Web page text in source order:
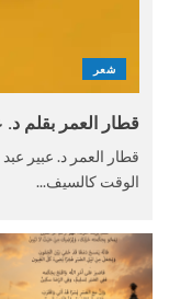
شعر
قطار العمر بقلم د.
قطار العمر د. عبير
الوقت كالسيف...